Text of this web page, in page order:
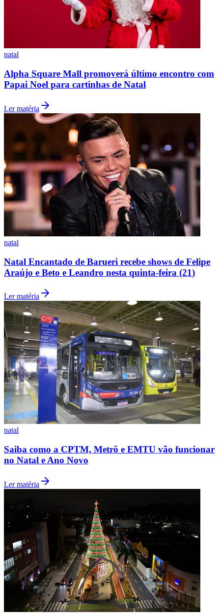
Fluminense
natal
Alpha Square Mall promoverá último encontro com
Papai Noel para cartinhas de Natal
Ler matéria
natal
Natal Encantado de Barueri recebe shows de Felipe
Araújo e Beto e Leandro nesta quinta-feira (21)
Ler matéria
natal
Saiba como a CPTM, Metrô e EMTU vão funcionar
no Natal e Ano Novo
Ler matéria